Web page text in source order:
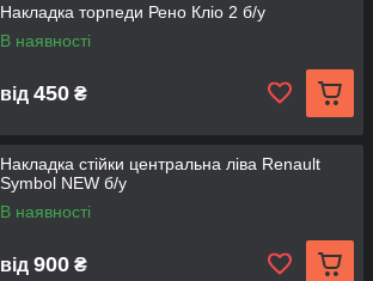
Накладка торпеди Рено Кліо 2 б/у
В наявності
від 450 ₴
Накладка стійки центральна ліва Renault
Symbol NEW б/у
В наявності
від 900 ₴